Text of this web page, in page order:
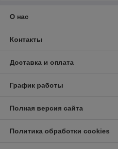
О нас
Контакты
Доставка и оплата
График работы
Полная версия сайта
Политика обработки cookies